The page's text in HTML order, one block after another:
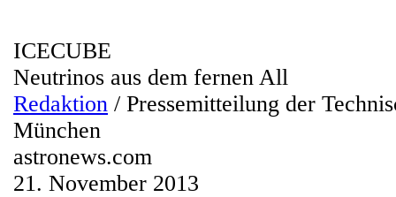
ICECUBE
Neutrinos aus dem fernen All
Redaktion / Pressemitteilung der
München
astronews.com
21. November 2013